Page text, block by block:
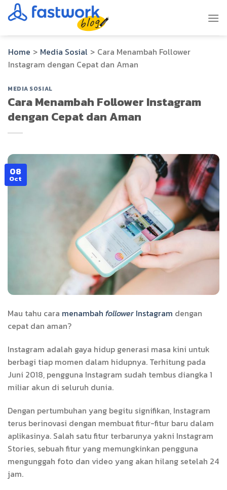
Skip
to
Home > Media Sosial > Cara Menambah Follower
Instagram dengan Cepat dan Aman
MEDIA SOSIAL
Cara Menambah Follower Instagram
dengan Cepat dan Aman
08
Oct
Mau tahu cara menambah follower Instagram dengan
cepat dan aman?
Instagram adalah gaya hidup generasi masa kini untuk
berbagi tiap momen dalam hidupnya. Terhitung pada
Juni 2018, pengguna Instagram sudah tembus diangka 1
miliar akun di seluruh dunia.
Dengan pertumbuhan yang begitu signifikan, Instagram
terus berinovasi dengan membuat fitur-fitur baru dalam
aplikasinya. Salah satu fitur terbarunya yakni Instagram
Stories, sebuah fitur yang memungkinkan pengguna
mengunggah foto dan video yang akan hilang setelah 24
jam.